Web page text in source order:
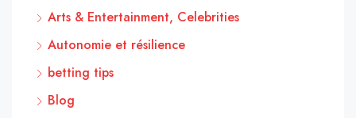
Arts & Entertainment, Celebrities
Autonomie et résilience
betting tips
Blog